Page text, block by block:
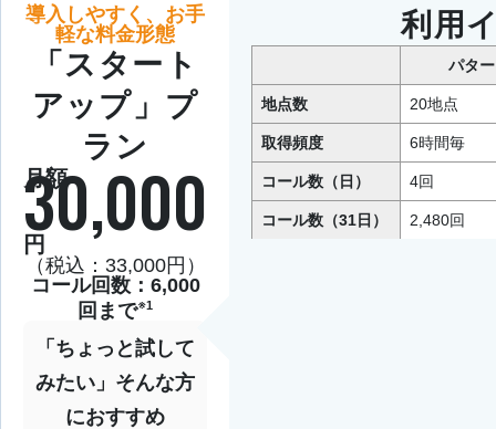
導入しやすく、お手
軽な料金形態
「スタート
アップ」プ
ラン
月額
30,000
円
（税込：33,000円）
コール回数：6,000
回まで※1
「ちょっと試して
みたい」そんな方
におすすめ
利用
パタ
地点数 20地点
取得頻度 6時間毎
コール数（日） 4回
コール数（31日） 2,480回